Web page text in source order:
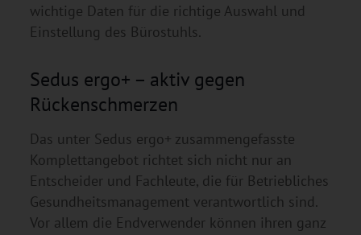
wichtige Daten für die richtige Auswahl und
Einstellung des Bürostuhls.
Sedus ergo+ – aktiv gegen
Rückenschmerzen
Das unter Sedus ergo+ zusammengefasste
Komplettangebot richtet sich nicht nur an
Entscheider und Fachleute, die für Betriebliches
Gesundheitsmanagement verantwortlich sind.
Vor allem die Endverwender können ihren ganz